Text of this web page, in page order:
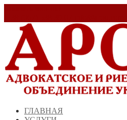
ГЛАВНАЯ